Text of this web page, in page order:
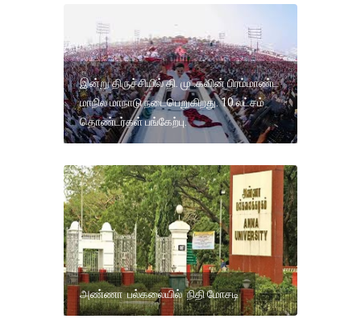
இன்று திருச்சியில் தி. மு .கவின் பிரம்மாண்ட
மாநில மாநாடு நடைபெறுகிறது. 10 லட்சம்
தொண்டர்கள் பங்கேற்பு.
அண்ணா பல்கலையில் நிதி மோசடி